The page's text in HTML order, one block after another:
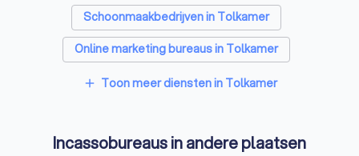
Schoonmaakbedrijven in Tolkamer
Online marketing bureaus in Tolkamer
Tekstschrijvers in Tolkamer
SEO-specialisten in Tolkamer
add Toon meer diensten in Tolkamer
Incassobureaus in andere plaatsen